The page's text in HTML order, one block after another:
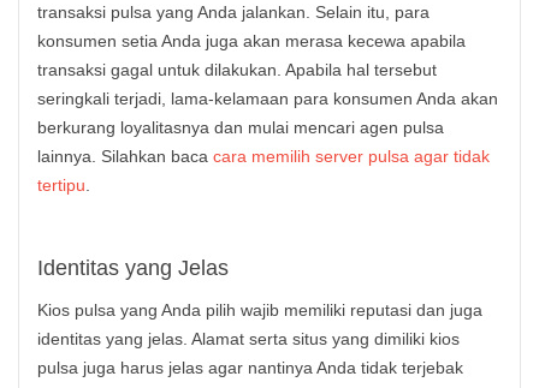
transaksi pulsa yang Anda jalankan. Selain itu, para
konsumen setia Anda juga akan merasa kecewa apabila
transaksi gagal untuk dilakukan. Apabila hal tersebut
seringkali terjadi, lama-kelamaan para konsumen Anda akan
berkurang loyalitasnya dan mulai mencari agen pulsa
lainnya. Silahkan baca cara memilih server pulsa agar tidak
tertipu
Identitas yang Jelas
Kios pulsa yang Anda pilih wajib memiliki reputasi dan juga
identitas yang jelas. Alamat serta situs yang dimiliki kios
pulsa juga harus jelas agar nantinya Anda tidak terjebak